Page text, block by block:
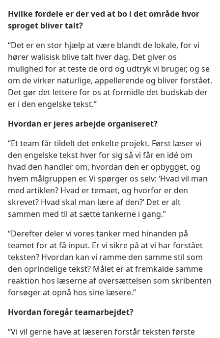
Hvilke fordele er der ved at bo i det område hvor
sproget bliver talt?
“Det er en stor hjælp at være blandt de lokale, for vi
hører walisisk blive talt hver dag. Det giver os
mulighed for at teste de ord og udtryk vi bruger, og se
om de virker naturlige, appellerende og bliver forstået.
Det gør det lettere for os at formidle det budskab der
er i den engelske tekst.”
Hvordan er jeres arbejde organiseret?
“Et team får tildelt det enkelte projekt. Først læser vi
den engelske tekst hver for sig så vi får en idé om
hvad den handler om, hvordan den er opbygget, og
hvem målgruppen er. Vi spørger os selv: ‘Hvad vil man
med artiklen? Hvad er temaet, og hvorfor er den
skrevet? Hvad skal man lære af den?’ Det er alt
sammen med til at sætte tankerne i gang.”
“Derefter deler vi vores tanker med hinanden på
teamet for at få input. Er vi sikre på at vi har forstået
teksten? Hvordan kan vi ramme den samme stil som
den oprindelige tekst? Målet er at fremkalde samme
reaktion hos læserne af oversættelsen som skribenten
forsøger at opnå hos sine læsere.”
Hvordan foregår teamarbejdet?
“Vi vil gerne have at læseren forstår teksten første